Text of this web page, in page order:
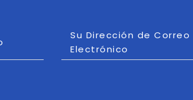
Su Dirección de Correo
Electrónico